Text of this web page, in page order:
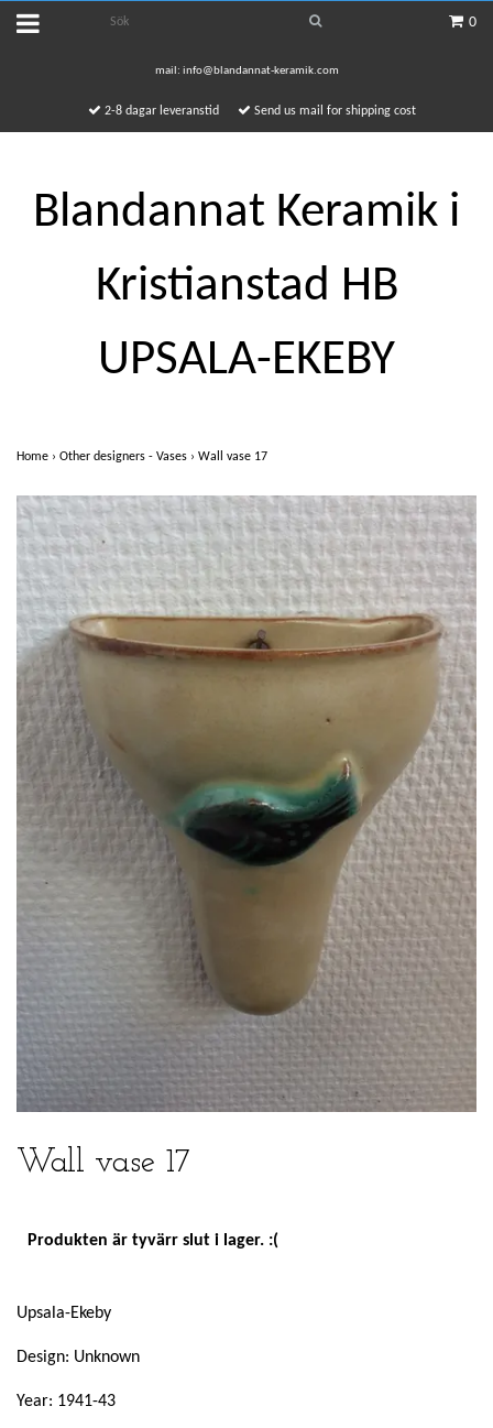
0
mail: info@blandannat-keramik.com
2-8 dagar leveranstid Send us mail for shipping cost
Blandannat Keramik i
Kristianstad HB
UPSALA-EKEBY
Home › Other designers - Vases › Wall vase 17
Wall vase 17
Produkten är tyvärr slut i lager. :(
Upsala-Ekeby
Design: Unknown
Year: 1941-43